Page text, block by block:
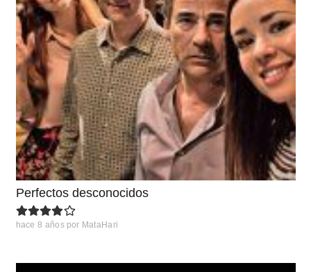
Perfectos desconocidos
hace 8 años por MataHari